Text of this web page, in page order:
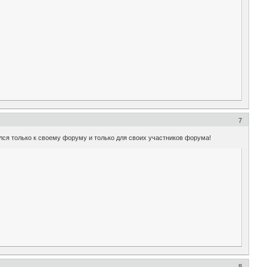
7
только к своему форуму и только для своих участников форума!